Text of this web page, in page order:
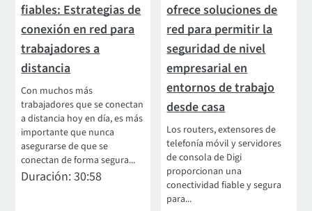
fiables: Estrategias de
conexión en red para
trabajadores a
distancia
Con muchos más
trabajadores que se conectan
a distancia hoy en día, es más
importante que nunca
asegurarse de que se
conectan de forma segura...
Duración: 30:58
ofrece soluciones de
red para permitir la
seguridad de nivel
empresarial en
entornos de trabajo
desde casa
Los routers, extensores de
telefonía móvil y servidores
de consola de Digi
proporcionan una
conectividad fiable y segura
para...